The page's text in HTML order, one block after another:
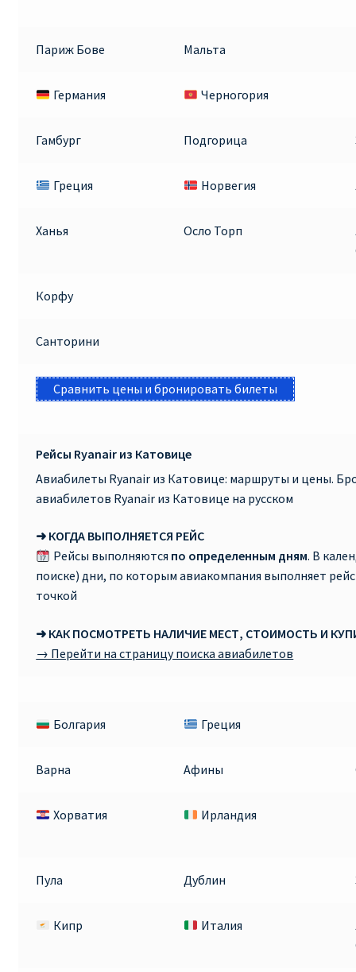
Париж Бове Мальта
Германия Черногория
Гамбург Подгорица
Греция Норвегия
Ханья Осло Торп
Корфу
Санторини
Сравнить цены и бронировать билеты
Рейсы Ryanair из Катовице
Авиабилеты Ryanair из Катовице: маршруты и цены.
авиабилетов Ryanair из Катовице на русском
➜ КОГДА ВЫПОЛНЯЕТСЯ РЕЙС
Рейсы выполняются по определенным дням. В
поиске) дни, по которым авиакомпания выполняет
точкой
➜ КАК ПОСМОТРЕТЬ НАЛИЧИЕ МЕСТ, СТОИМОСТЬ И
→ Перейти на страницу поиска авиабилетов
Болгария Греция
Варна Афины
Хорватия
Ирландия
Пула Дублин
Кипр Италия